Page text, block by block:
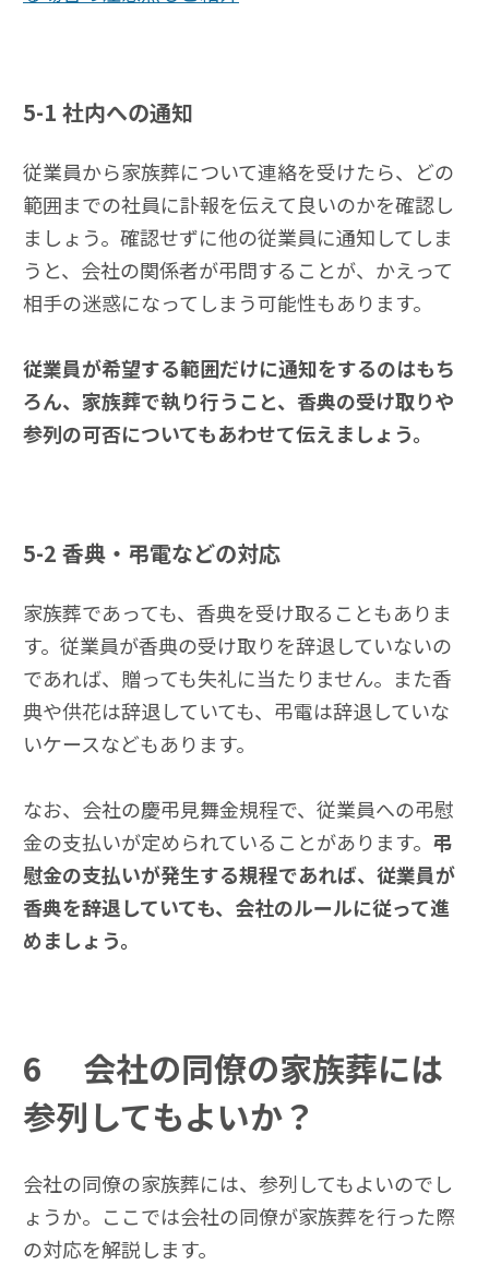
5-1 社内への通知
従業員から家族葬について連絡を受けたら、どの
範囲までの社員に訃報を伝えて良いのかを確認し
ましょう。確認せずに他の従業員に通知してしま
うと、会社の関係者が弔問することが、かえって
相手の迷惑になってしまう可能性もあります。
従業員が希望する範囲だけに通知をするのはもち
ろん、家族葬で執り行うこと、香典の受け取りや
参列の可否についてもあわせて伝えましょう。
5-2 香典・弔電などの対応
家族葬であっても、香典を受け取ることもありま
す。従業員が香典の受け取りを辞退していないの
であれば、贈っても失礼に当たりません。また香
典や供花は辞退していても、弔電は辞退していな
いケースなどもあります。
なお、会社の慶弔見舞金規程で、従業員への弔慰
金の支払いが定められていることがあります。 弔
慰金の支払いが発生する規程であれば、従業員が
香典を辞退していても、会社のルールに従って進
めましょう。
6
会社の同僚の家族葬には
参列してもよいか？
会社の同僚の家族葬には、参列してもよいのでし
ょうか。ここでは会社の同僚が家族葬を行った際
の対応を解説します。